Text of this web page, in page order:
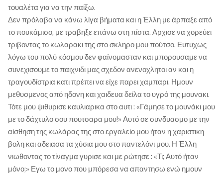
τουαλέτα για να την παίξω.
Δεν πρόλαβα να κάνω λίγα βήματα και η Έλλη με άρπαξε από
το πουκάμισο, με τραβηξε επάνω στη πίστα. Αρχισε να χορεύει
τριβοντας το κωλαρακι της στο σκληρο μου πούτσο. Ευτυχως
λόγω του πολύ κόσμου δεν φαίνομασταν και μπορουσαμε να
συνεχισουμε το παιχνιδι μας σχεδον ανενοχλητοι αν και η
τραγουδίστρια κατι πρέπει να είχε παρει χαμπαρι. Ημουν
μεθυσμενος από ηδονη και χαιδευα δείλα το υγρό της μουνακι.
Τότε μου ψιθυρισε καυλιαρικα στο αυτι : «Γάμησε το μουνάκι μου
με το δάχτυλο σου πουτσαρα μου!» Αυτό σε συνδυασμο με την
αίσθηση της κωλάρας της στο εργαλείο μου ήταν η χαριστικη
βολη και αδειασα τα χύσια μου στο παντελόνι μου. Η Έλλη
νιωθοντας το τίναγμα γυρισε και με ρώτησε : «Τι; Αυτό ήταν
μόνο;» Εγω το μονο που μπόρεσα να απαντησω ενώ ημουν